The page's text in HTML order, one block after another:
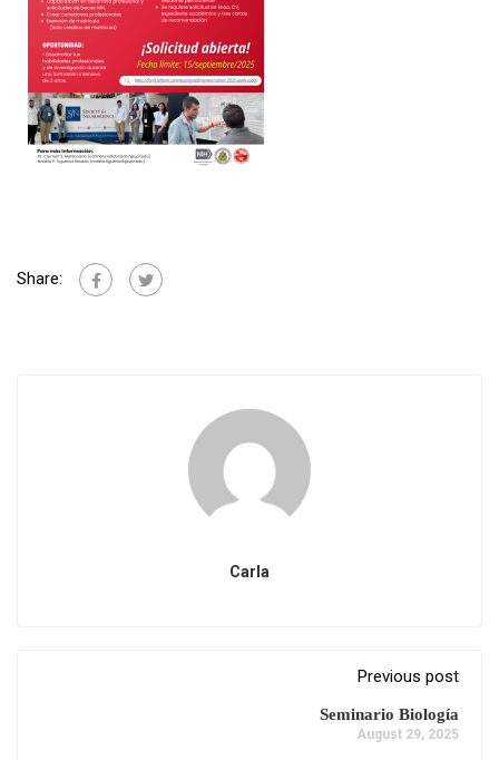
Share:
Carla
Previous post
Seminario Biología
August 29, 2025